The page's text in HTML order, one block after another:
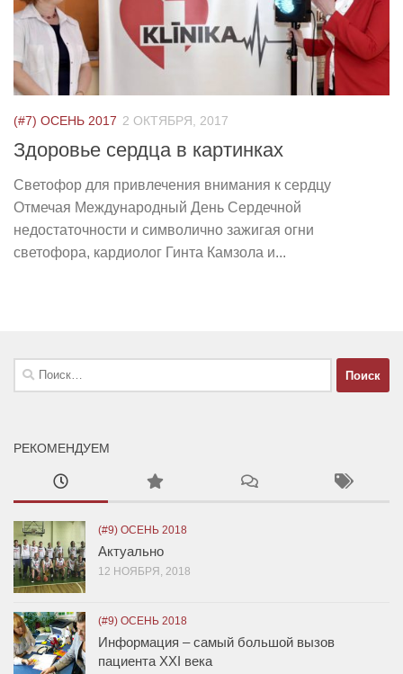
(#7) ОСЕНЬ 2017 2 ОКТЯБРЯ, 2017
Здоровье сердца в картинках
Светофор для привлечения внимания к сердцу
Отмечая Международный День Сердечной
недостаточности и символично зажигая огни
светофора, кардиолог Гинта Камзола и...
Найти:
РЕКОМЕНДУЕМ
(#9) ОСЕНЬ 2018
Актуально
12 НОЯБРЯ, 2018
(#9) ОСЕНЬ 2018
Информация – самый большой вызов
пациента XXI века